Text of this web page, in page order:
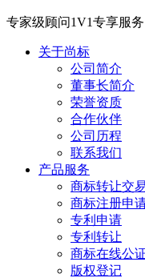
专家级顾问1V1专享服务
关于尚标
公司简介
董事长简介
荣誉资质
合作伙伴
公司历程
联系我们
产品服务
商标转让交
商标注册申
专利申请
专利转让
商标在线公
版权登记